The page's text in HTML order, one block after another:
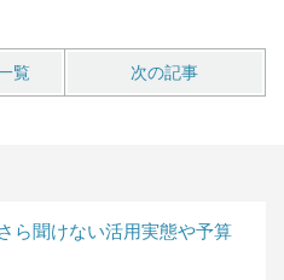
覧 次の記事
ら聞けない活用実態や予算